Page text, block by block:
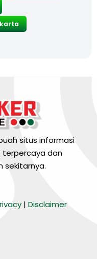
situs informasi
terpercaya dan
sekitarnya.
| Disclaimer